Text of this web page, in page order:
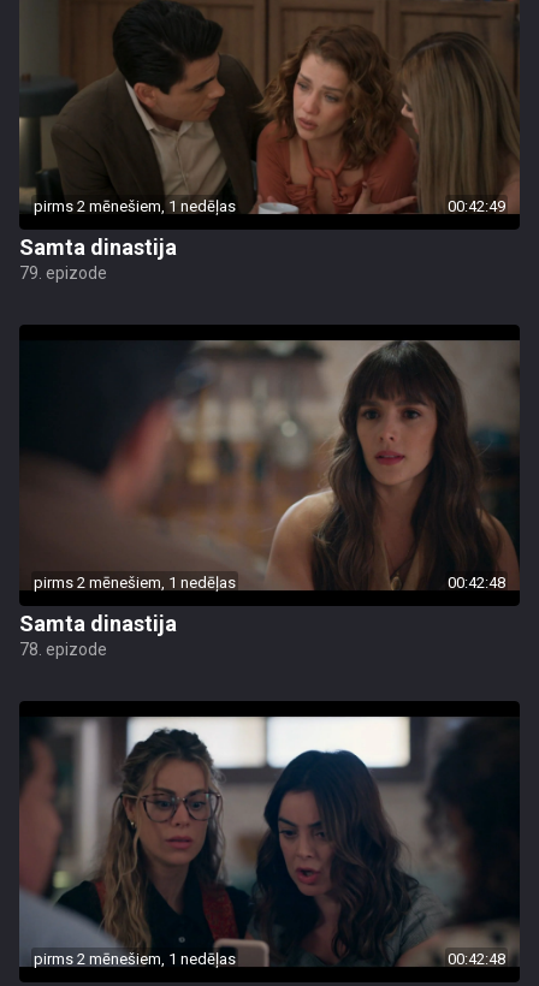
pirms 2 mēnešiem, 1 nedēļas 00:42:49
Samta dinastija
79. epizode
pirms 2 mēnešiem, 1 nedēļas 00:42:48
Samta dinastija
78. epizode
pirms 2 mēnešiem, 1 nedēļas 00:42:48